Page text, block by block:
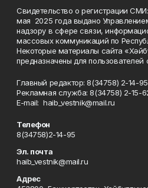
Свидетельство о регистрации
мая 2025 года выдано
надзору в сфере связи,
массовых коммуникаций по
Некоторые материалы сайта
предназначены для пользователей
Главный редактор: 8(34758) 2-14-95
Рекламная служба: 8(34758) 2-15-
Е-mаil: haib_vestnik@mail.ru
Телефон
8(34758)2-14-95
Эл. почта
haib_vestnik@mail.ru
Адрес